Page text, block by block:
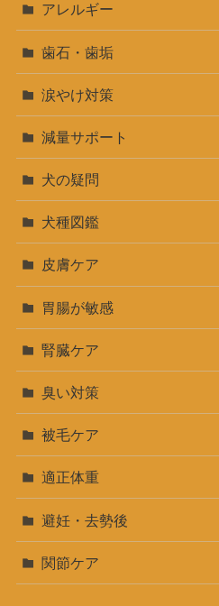
アレルギー
歯石・歯垢
涙やけ対策
減量サポート
犬の疑問
犬種図鑑
皮膚ケア
胃腸が敏感
腎臓ケア
臭い対策
被毛ケア
適正体重
避妊・去勢後
関節ケア